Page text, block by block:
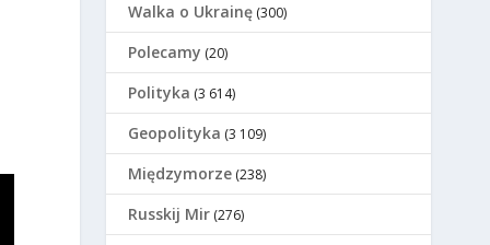
Walka o Ukrainę (300)
Polecamy (20)
Polityka (3 614)
Geopolityka (3 109)
Międzymorze (238)
Russkij Mir (276)